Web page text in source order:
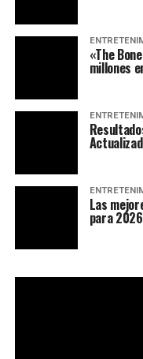
«The
millones
Las
para 2026